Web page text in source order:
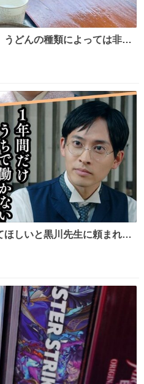
どんの種類によっては非常
費期限が短く、冷凍うどん
いので、乾麺タイプのうど
非常食がありますが、うどん
しいと黒川先生に頼まれ、
にしたりん。 直美はその１
ました。 👇このシー